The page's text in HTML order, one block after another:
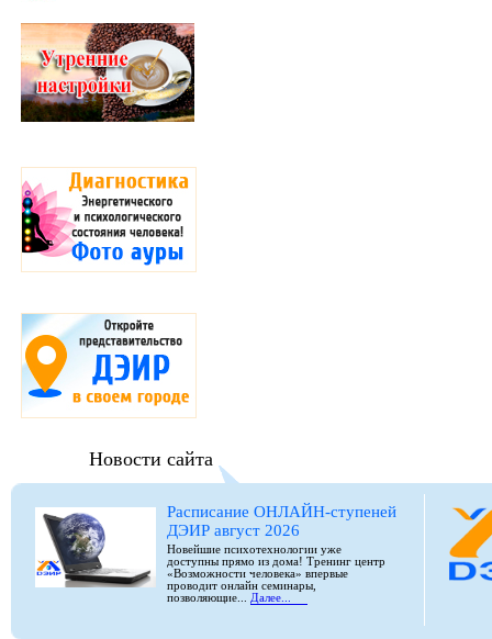
Новости сайта
Расписание ОНЛАЙН-ступеней
ДЭИР август 2026
Новейшие психотехнологии уже
доступны прямо из дома! Тренинг центр
«Возможности человека» впервые
проводит онлайн семинары,
позволяющие... Далее...